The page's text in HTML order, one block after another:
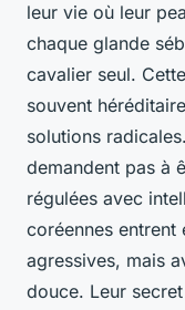
leur vie où leur
chaque glande
cavalier seul.
souvent
solutions
demandent pas à
régulées avec
coréennes entrent
agressives, mais
douce. Leur